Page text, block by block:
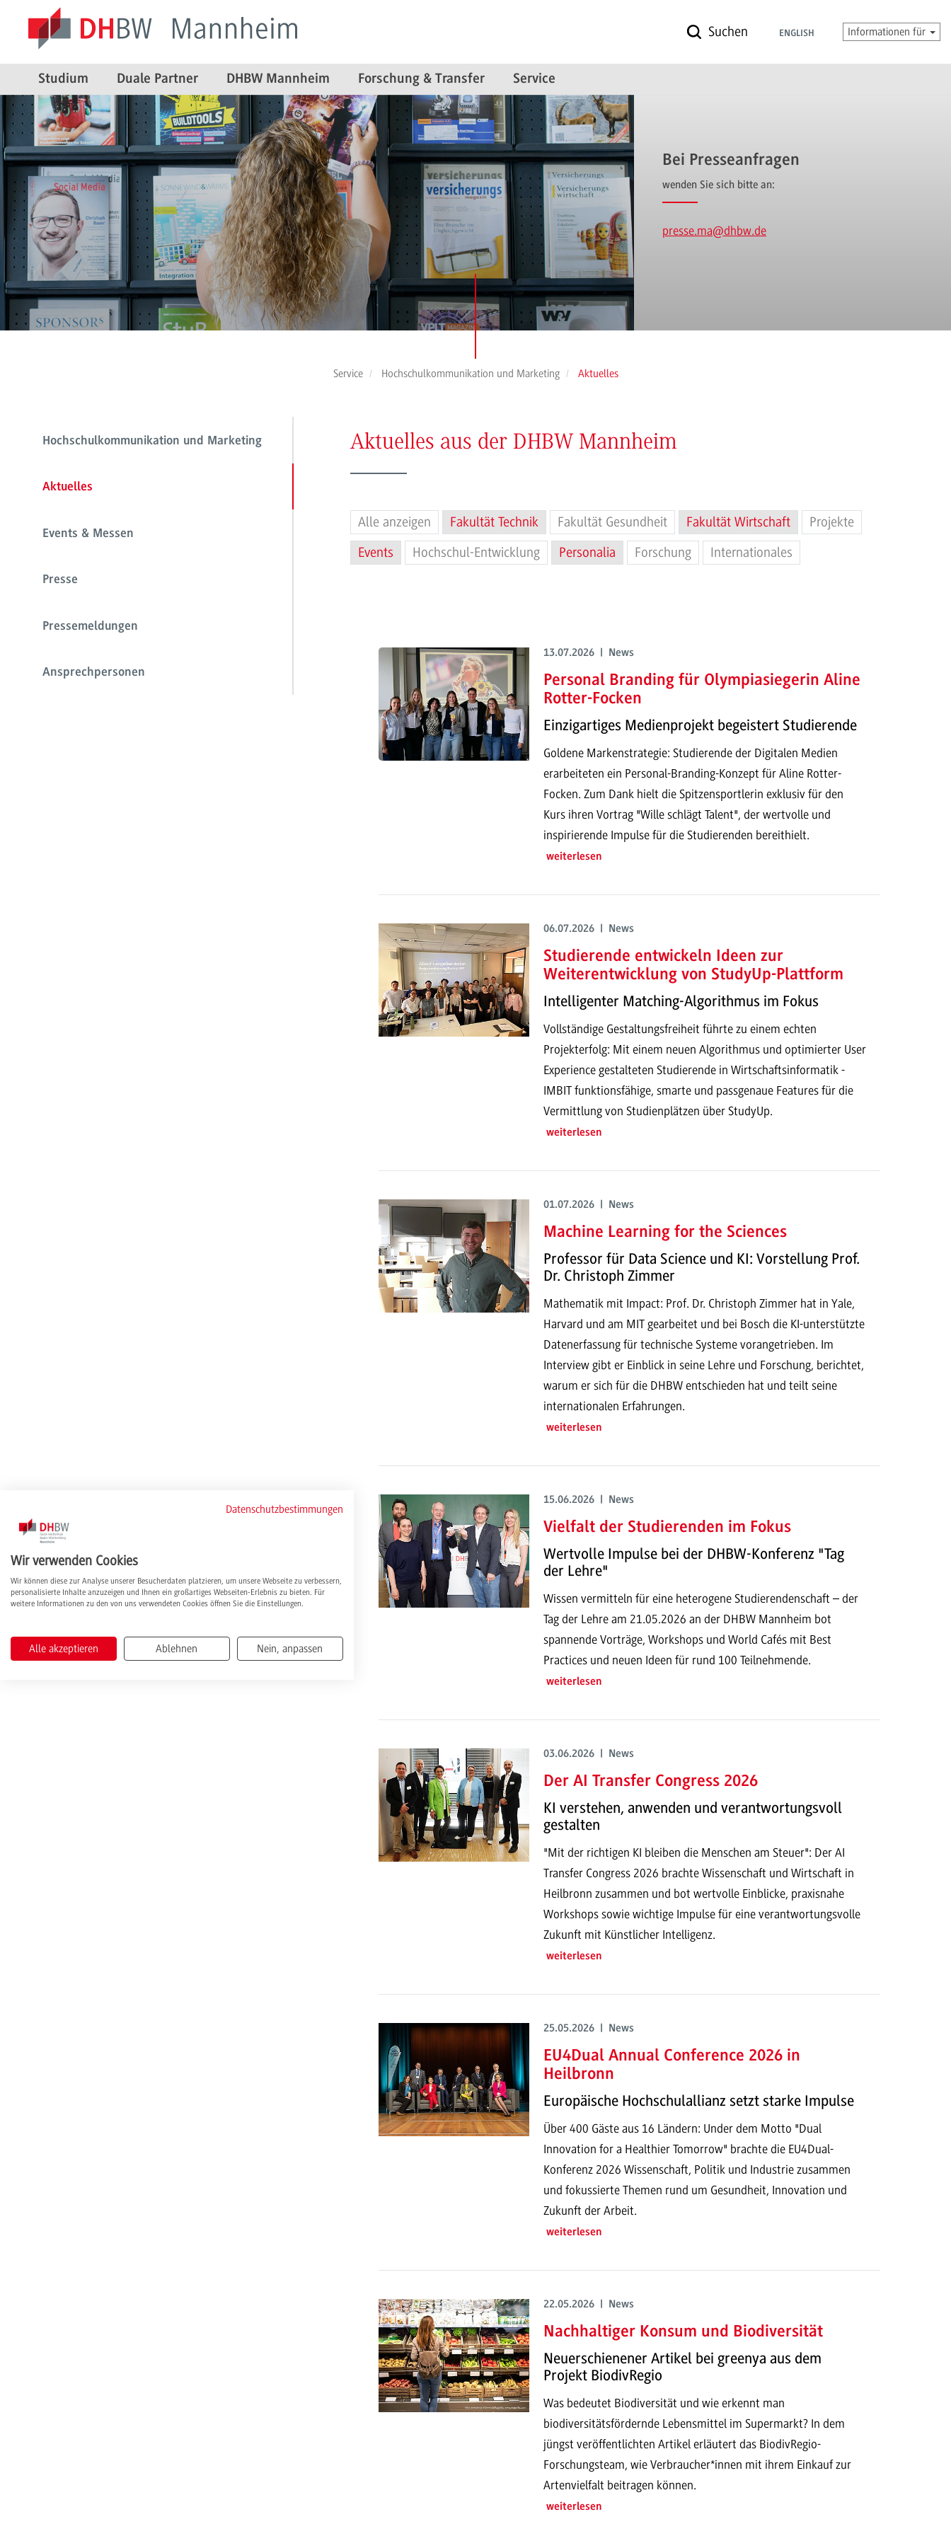
Suchen ENGLISH Informationen für
Studium Duale Partner DHBW Mannheim Forschung & Transfer Service
Bei Presseanfragen
wenden Sie sich bitte an:
presse.ma@dhbw.de
Service Hochschulkommunikation und Marketing Aktuelles
Hochschulkommunikation und Marketing
Aktuelles
Events & Messen
Presse
Pressemeldungen
Ansprechpersonen
Aktuelles aus der DHBW Mannheim
Alle anzeigen Fakultät Technik Fakultät Gesundheit Fakultät Wirtschaft
Projekte
Events
Hochschul-Entwicklung Personalia Forschung Internationales
13.07.2026 | News
Personal Branding für Olympiasiegerin Aline
Rotter-Focken
Einzigartiges Medienprojekt begeistert Studierende
Goldene Markenstrategie: Studierende der Digitalen Medien
erarbeiteten ein Personal-Branding-Konzept für Aline Rotter-
Focken. Zum Dank hielt die Spitzensportlerin exklusiv für den
Kurs ihren Vortrag "Wille schlägt Talent", der wertvolle und
inspirierende Impulse für die Studierenden bereithielt.
weiterlesen
06.07.2026 | News
Studierende entwickeln Ideen zur
Weiterentwicklung von StudyUp-Plattform
Intelligenter Matching-Algorithmus im Fokus
Vollständige Gestaltungsfreiheit führte zu einem echten
Projekterfolg: Mit einem neuen Algorithmus und optimierter User
Experience gestalteten Studierende in Wirtschaftsinformatik -
IMBIT funktionsfähige, smarte und passgenaue Features für die
Vermittlung von Studienplätzen über StudyUp.
weiterlesen
01.07.2026 | News
Machine Learning for the Sciences
Professor für Data Science und KI: Vorstellung Prof.
Dr. Christoph Zimmer
Mathematik mit Impact: Prof. Dr. Christoph Zimmer hat in Yale,
Harvard und am MIT gearbeitet und bei Bosch die KI-unterstützte
Datenerfassung für technische Systeme vorangetrieben. Im
Interview gibt er Einblick in seine Lehre und Forschung, berichtet,
warum er sich für die DHBW entschieden hat und teilt seine
internationalen Erfahrungen.
weiterlesen
15.06.2026 | News
Vielfalt der Studierenden im Fokus
Wertvolle Impulse bei der DHBW-Konferenz "Tag
der Lehre"
Wissen vermitteln für eine heterogene Studierendenschaft – der
Tag der Lehre am 21.05.2026 an der DHBW Mannheim bot
spannende Vorträge, Workshops und World Cafés mit Best
Practices und neuen Ideen für rund 100 Teilnehmende.
weiterlesen
03.06.2026 | News
Der AI Transfer Congress 2026
KI verstehen, anwenden und verantwortungsvoll
gestalten
"Mit der richtigen KI bleiben die Menschen am Steuer": Der AI
Transfer Congress 2026 brachte Wissenschaft und Wirtschaft in
Heilbronn zusammen und bot wertvolle Einblicke, praxisnahe
Workshops sowie wichtige Impulse für eine verantwortungsvolle
Zukunft mit Künstlicher Intelligenz.
weiterlesen
25.05.2026 | News
EU4Dual Annual Conference 2026 in
Heilbronn
Europäische Hochschulallianz setzt starke Impulse
Über 400 Gäste aus 16 Ländern: Under dem Motto "Dual
Innovation for a Healthier Tomorrow" brachte die EU4Dual-
Konferenz 2026 Wissenschaft, Politik und Industrie zusammen
und fokussierte Themen rund um Gesundheit, Innovation und
Zukunft der Arbeit.
weiterlesen
22.05.2026 | News
Nachhaltiger Konsum und Biodiversität
Neuerschienener Artikel bei greenya aus dem
Projekt BiodivRegio
Was bedeutet Biodiversität und wie erkennt man
biodiversitätsfördernde Lebensmittel im Supermarkt? In dem
jüngst veröffentlichten Artikel erläutert das BiodivRegio-
Forschungsteam, wie Verbraucher*innen mit ihrem Einkauf zur
Artenvielfalt beitragen können.
weiterlesen
Datenschutzbestimmungen
Wir verwenden Cookies
Wir können diese zur Analyse unserer Besucherdaten platzieren, um unsere Webseite zu verbessern,
personalisierte Inhalte anzuzeigen und Ihnen ein großartiges Webseiten-Erlebnis zu bieten. Für
weitere Informationen zu den von uns verwendeten Cookies öffnen Sie die Einstellungen.
Alle akzeptieren Ablehnen Nein, anpassen